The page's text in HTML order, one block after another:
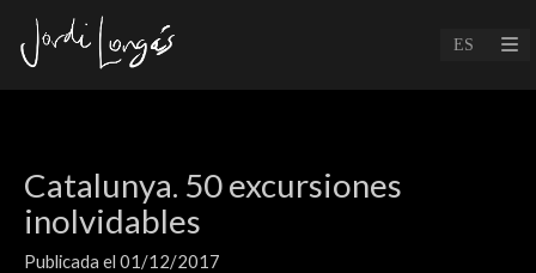
Catalunya. 50 excursiones
inolvidables
Publicada el 01/12/2017